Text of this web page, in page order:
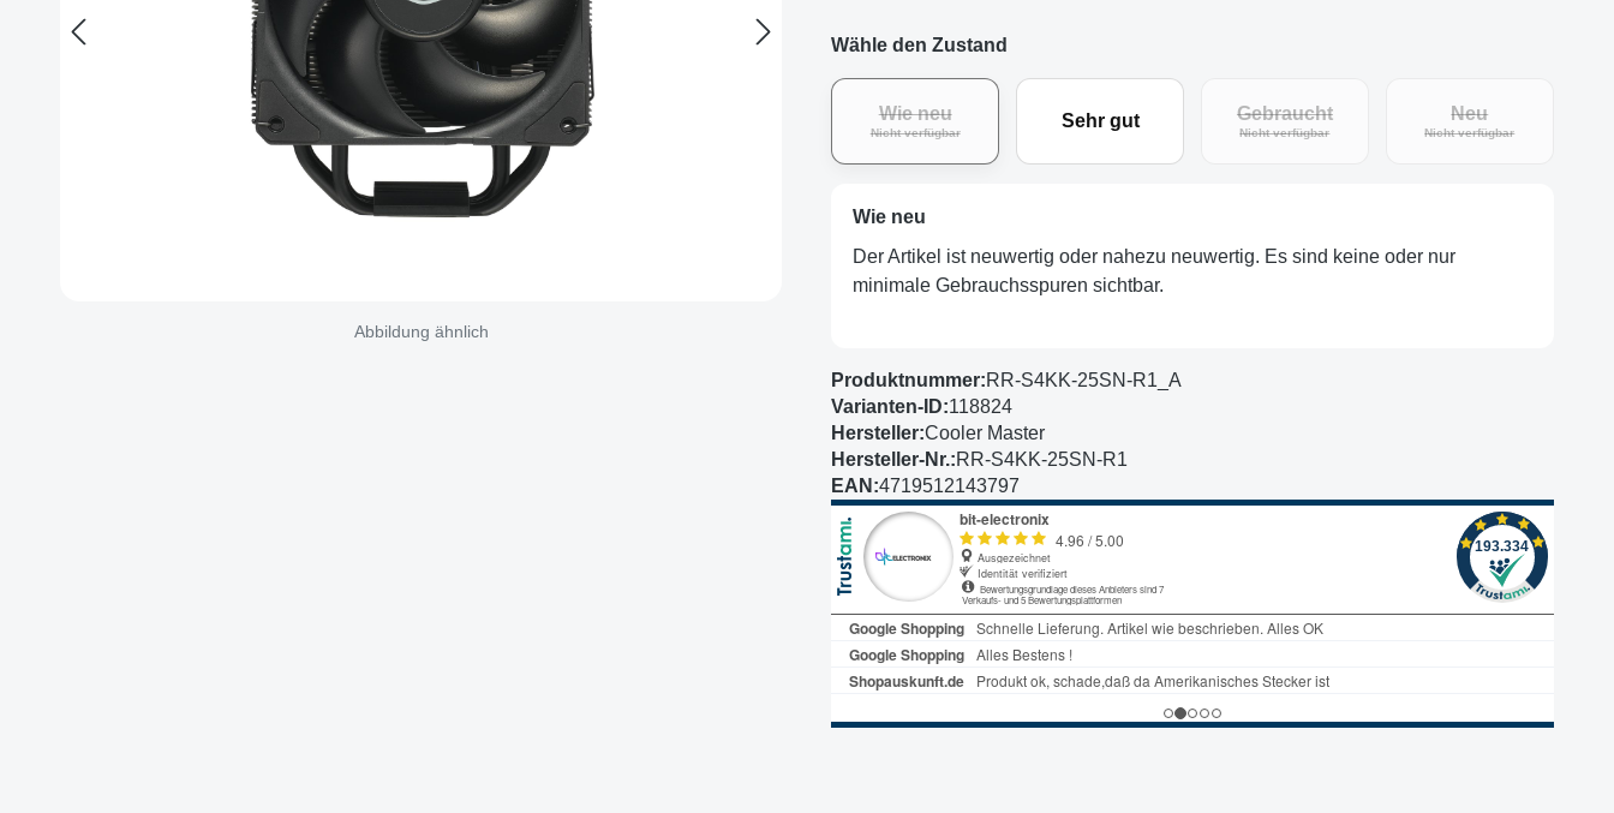
Abbildung ähnlich
Wähle den Zustand
Wie neu
Nicht verfügbar(Diese Option ist zurzeit nicht verfügbar.)
Sehr gut Gebraucht
Nicht verfügbar(Diese Option ist zurzeit nicht verfügbar.)
Neu
Nicht verfügbar(Diese Option ist
Wie neu
Der Artikel ist neuwertig oder nahezu neuwertig. Es sind keine oder nur
minimale Gebrauchsspuren sichtbar.
Produktnummer:RR-S4KK-25SN-R1_A
Varianten-ID:118824
Hersteller:Cooler Master
Hersteller-Nr.:RR-S4KK-25SN-R1
EAN:4719512143797